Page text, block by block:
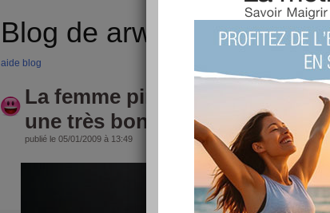
Blog de arwen1
aide blog
La femme pirate vous souhaite
une très bonne année 2009 !!!!!
publié le 05/01/2009 à 13:49